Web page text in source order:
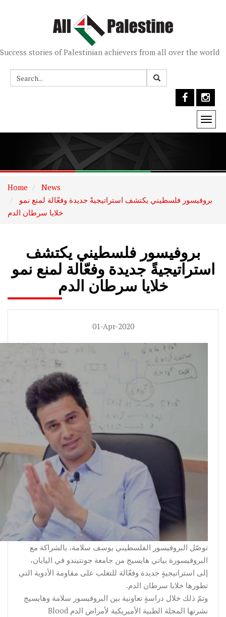
Success stories of Palestinian achievers from all over the world
Home
News
خلايا سرطان الدم
بروفيسور فلسطيني يكتشف
استراتيجيةً جديدة وفعّالة لمنع نمو
خلايا سرطان الدم
01-Apr-2020
توصّل البروفيسور الفلسطيني يوسف سلامة، بالشراكة مع
البروفيسورة بياتي هايسيج من جامعة جونتيندو في اليابان،
إلى استراتيجيةٍ جديدة وفعّالة للتغلب على مقاومة الأدوية التي
تطورها خلايا سرطان الدم.
وتمّ ذلك خلال دراسةٍ تعاونية بين البروفيسور سلامة وهايسيج
نشرتها المجلة الطبية الأميريكية لأمراض الدم Blood